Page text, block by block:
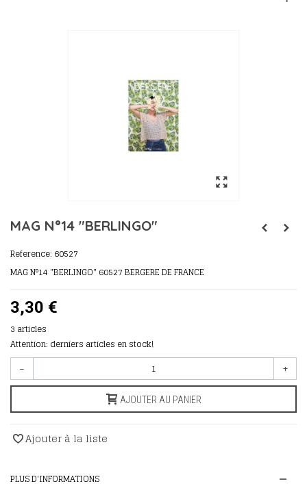
MAG N°14 "BERLINGO"
Reference: 60527
MAG N°14 "BERLINGO" 60527 BERGERE DE FRANCE
3,30 €
3 articles
Attention: derniers articles en stock!
- +
AJOUTER AU PANIER
Ajouter à la liste
PLUS D'INFORMATIONS